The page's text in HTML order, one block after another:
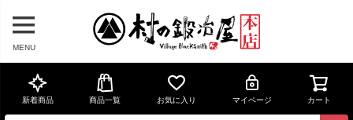
MENU
新着商品 商品一覧 お気に入り マイページ カート